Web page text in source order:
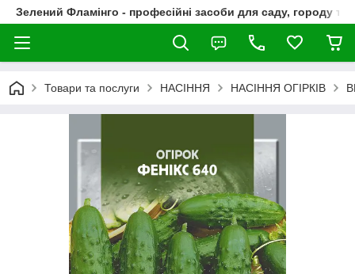
Зелений Фламінго - професійні засоби для саду, городу та
Товари та послуги НАСІННЯ НАСІННЯ ОГІРКІВ